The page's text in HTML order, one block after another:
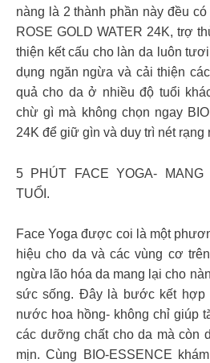
nàng là 2 thành phần này đều
ROSE GOLD WATER 24K, trợ
thiện kết cấu cho làn da luôn
dụng ngăn ngừa và cải thiện
quả cho da ở nhiều độ tuổi
chừ gì mà không chọn ngay
24K để giữ gìn và duy trì nét rạng
5 PHÚT FACE YOGA-
TUỔI.
Face Yoga được coi là một
hiệu cho da và các vùng cơ
ngừa lão hóa da mang lại cho
sức sống. Đây là bước kết hợp
nước hoa hồng- không chỉ giúp
các dưỡng chất cho da mà còn
mịn. Cùng BIO-ESSENCE